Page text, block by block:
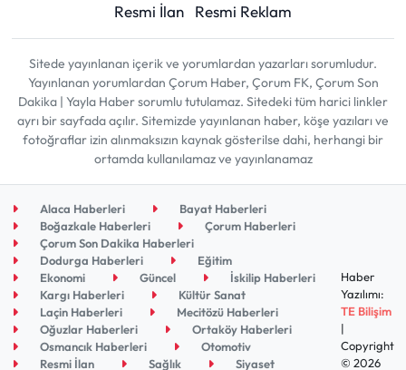
Resmi İlan
Resmi Reklam
Sitede yayınlanan içerik ve yorumlardan yazarları sorumludur.
Yayınlanan yorumlardan Çorum Haber, Çorum FK, Çorum Son
Dakika | Yayla Haber sorumlu tutulamaz. Sitedeki tüm harici linkler
ayrı bir sayfada açılır. Sitemizde yayınlanan haber, köşe yazıları ve
fotoğraflar izin alınmaksızın kaynak gösterilse dahi, herhangi bir
ortamda kullanılamaz ve yayınlanamaz
Alaca Haberleri
Bayat Haberleri
Boğazkale Haberleri
Çorum Haberleri
Çorum Son Dakika Haberleri
Dodurga Haberleri
Eğitim
Ekonomi
Güncel
İskilip Haberleri
Kargı Haberleri
Kültür Sanat
Laçin Haberleri
Mecitözü Haberleri
Oğuzlar Haberleri
Ortaköy Haberleri
Osmancık Haberleri
Otomotiv
Resmi İlan
Sağlık Siyaset
Haber
Yazılımı:
TE Bilişim
|
Copyright
© 2026